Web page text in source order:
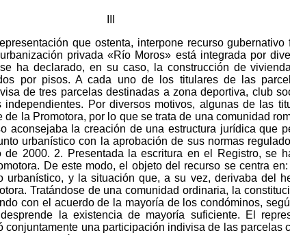
que ostenta, interpone recurso
privada «Río Moros» está integrada por
ha declarado, en su caso, la construcción de
por pisos. A cada uno de los titulares de las
de tres parcelas destinadas a zona deportiva, club
Por diversos motivos, algunas de las
la Promotora, por lo que se trata de una comunidad
aconsejaba la creación de una estructura jurídica que
urbanístico con la aprobación de sus normas
2000. 2. Presentada la escritura en el Registro, se
De este modo, el objeto del recurso se centra
urbanístico, y la situación que, a su vez, derivaba del
Tratándose de una comunidad ordinaria, la
con el acuerdo de la mayoría de los condóminos,
la existencia de mayoría suficiente. El
conjuntamente una participación indivisa de las parcelas